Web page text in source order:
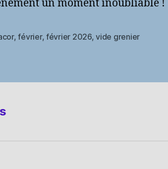
un moment inoubliable !
,février, février 2026,vide grenier